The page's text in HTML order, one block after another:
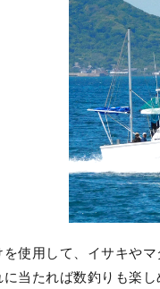
を使用して、イサキや
に当たれば数釣りも楽